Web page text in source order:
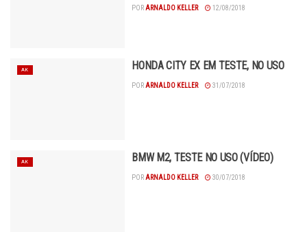
POR ARNALDO KELLER 12/08/2018
AK HONDA CITY EX EM TESTE, NO USO
POR ARNALDO KELLER 31/07/2018
AK BMW M2, TESTE NO USO (VÍDEO)
PORARNALDO KELLER 30/07/2018